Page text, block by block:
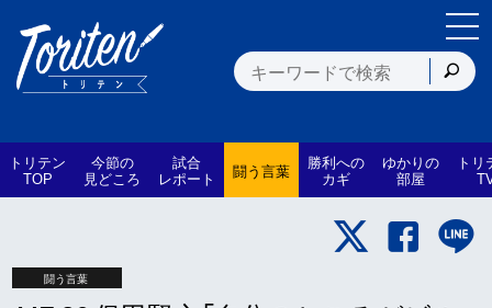
トリテン
TOP
今節の
見どころ
試合
レポート 闘う言葉 勝利への
カギ
ゆかりの
部屋
トリ
闘う言葉